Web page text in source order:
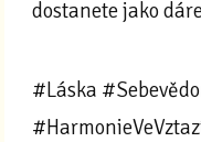
dostanete jako
#Láska